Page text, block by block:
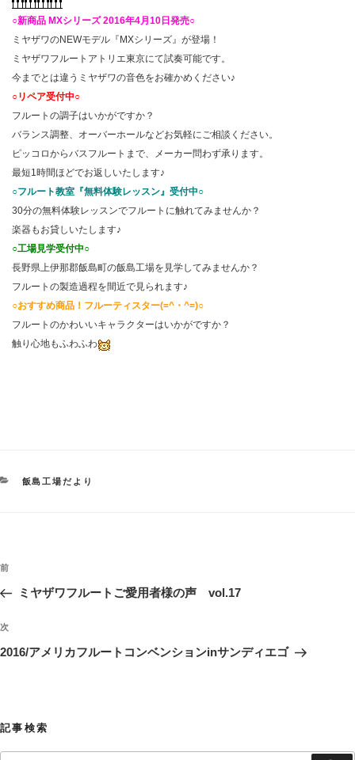
○新商品 MXシリーズ 2016年4月10日発売○
ミヤザワのNEWモデル『MXシリーズ』が登場！
ミヤザワフルートアトリエ東京にて試奏可能です。
今までとは違うミヤザワの音色をお確かめください♪
○リペア受付中○
フルートの調子はいかがですか？
バランス調整、オーバーホールなどお気軽にご相談ください。
ピッコロからバスフルートまで、メーカー問わず承ります。
最短1時間ほどでお返しいたします♪
○フルート教室『無料体験レッスン』受付中○
30分の無料体験レッスンでフルートに触れてみませんか？
楽器もお貸しいたします♪
○工場見学受付中○
長野県上伊那郡飯島町の飯島工場を見学してみませんか？
フルートの製造過程を間近で見られます♪
○おすすめ商品！フルーティスター(=^・^=)○
フルートのかわいいキャラクターはいかがですか？
触り心地もふわふわ
カ
飯島工場だより
投
ビ
ゲ
ン
過
去
投
稿
前
ミヤザワフルートご愛用者様の声 vol.17
次
の
次
2016/アメリカフルートコンベンションinサンディエゴ
記事検索